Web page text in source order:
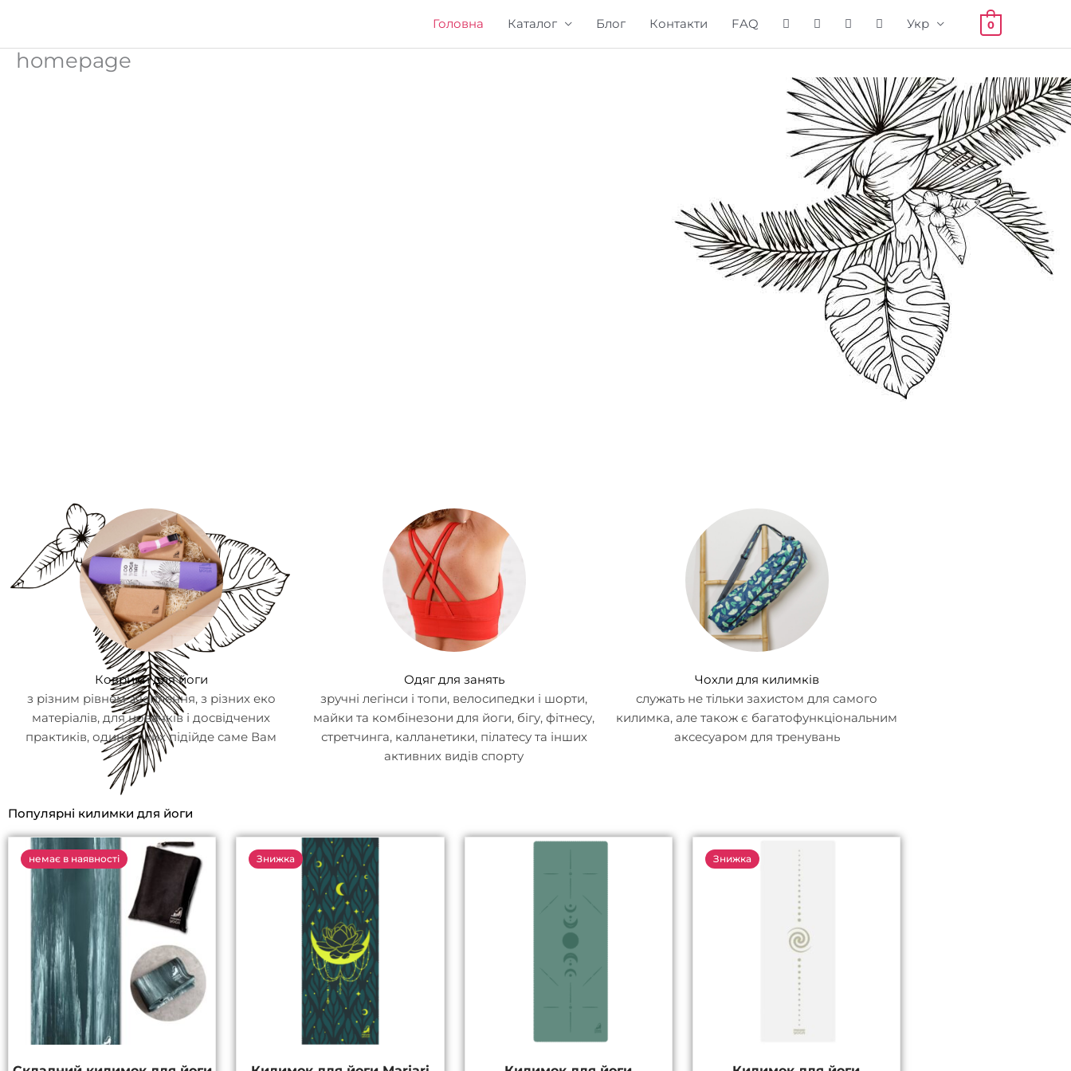
Головна Каталог Блог Контакти FAQ Укр 0
homepage
Коврики для йоги
з різним рівнем зчеплення, з різних еко
матеріалів, для новачків і досвідчених
практиків, один з яких підійде саме Вам
Одяг для занять
зручні легінси і топи, велосипедки і шорти,
майки та комбінезони для йоги, бігу, фітнесу,
стретчинга, калланетики, пілатесу та інших
активних видів спорту
Чохли для килимків
служать не тільки захистом для самого
килимка, але також є багатофункціональним
аксесуаром для тренувань
Популярні килимки для йоги
немає в наявності Знижка
Оригінальна
ціна:
2000 ₴.
Знижка
ціна:
3100 ₴.